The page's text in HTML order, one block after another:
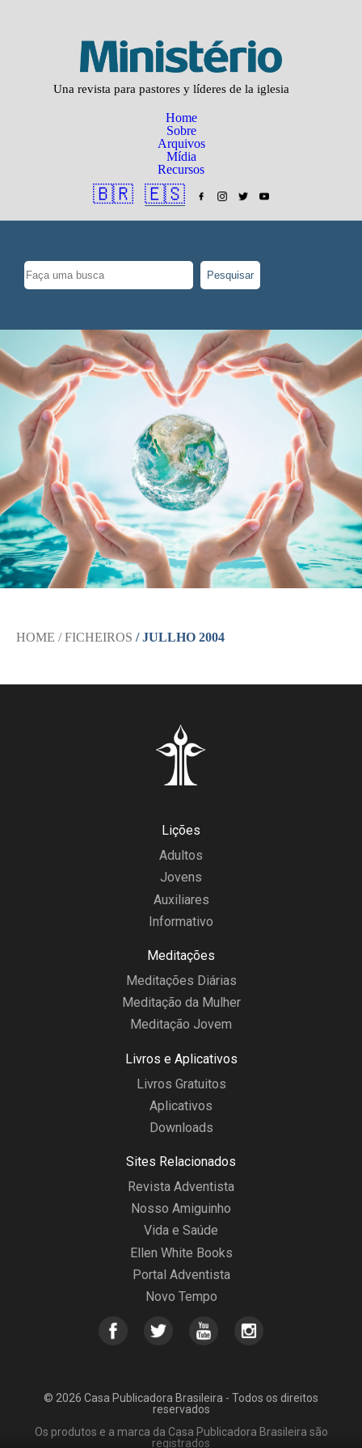
Una revista para pastores y líderes de la iglesia
Home
Sobre
Arquivos
Mídia
Recursos
🇧🇷 🇪🇸
Pesquisar
HOME / FICHEIROS / JULLHO 2004
Lições
Adultos
Jovens
Auxiliares
Informativo
Meditações
Meditações Diárias
Meditação da Mulher
Meditação Jovem
Livros e Aplicativos
Livros Gratuitos
Aplicativos
Downloads
Sites Relacionados
Revista Adventista
Nosso Amiguinho
Vida e Saúde
Ellen White Books
Portal Adventista
Novo Tempo
© 2026 Casa Publicadora Brasileira - Todos os direitos
reservados
Os produtos e a marca da Casa Publicadora Brasileira são
registrados